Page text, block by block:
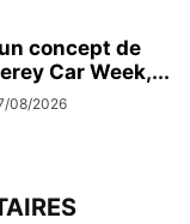
concept de
Car Week,...
08/2026